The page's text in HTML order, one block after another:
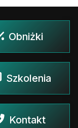
Obniżki
Szkolenia
Kontakt